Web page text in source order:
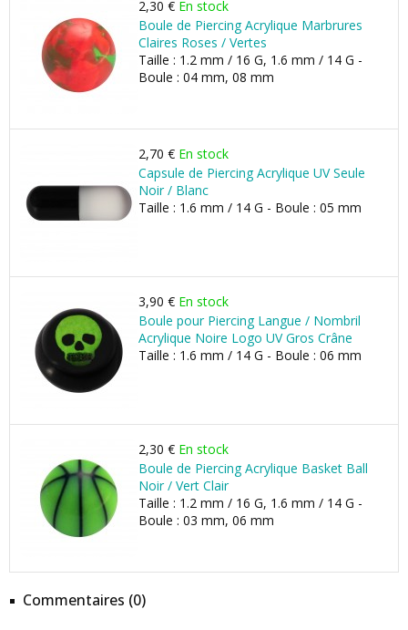
2,30 € En stock
Boule de Piercing Acrylique Marbrures
Claires Roses / Vertes
Taille : 1.2 mm / 16 G, 1.6 mm / 14 G -
Boule : 04 mm, 08 mm
2,70 € En stock
Capsule de Piercing Acrylique UV Seule
Noir / Blanc
Taille : 1.6 mm / 14 G - Boule : 05 mm
3,90 € En stock
Boule pour Piercing Langue / Nombril
Acrylique Noire Logo UV Gros Crâne
Taille : 1.6 mm / 14 G - Boule : 06 mm
2,30 € En stock
Boule de Piercing Acrylique Basket Ball
Noir / Vert Clair
Taille : 1.2 mm / 16 G, 1.6 mm / 14 G -
Boule : 03 mm, 06 mm
Commentaires (0)